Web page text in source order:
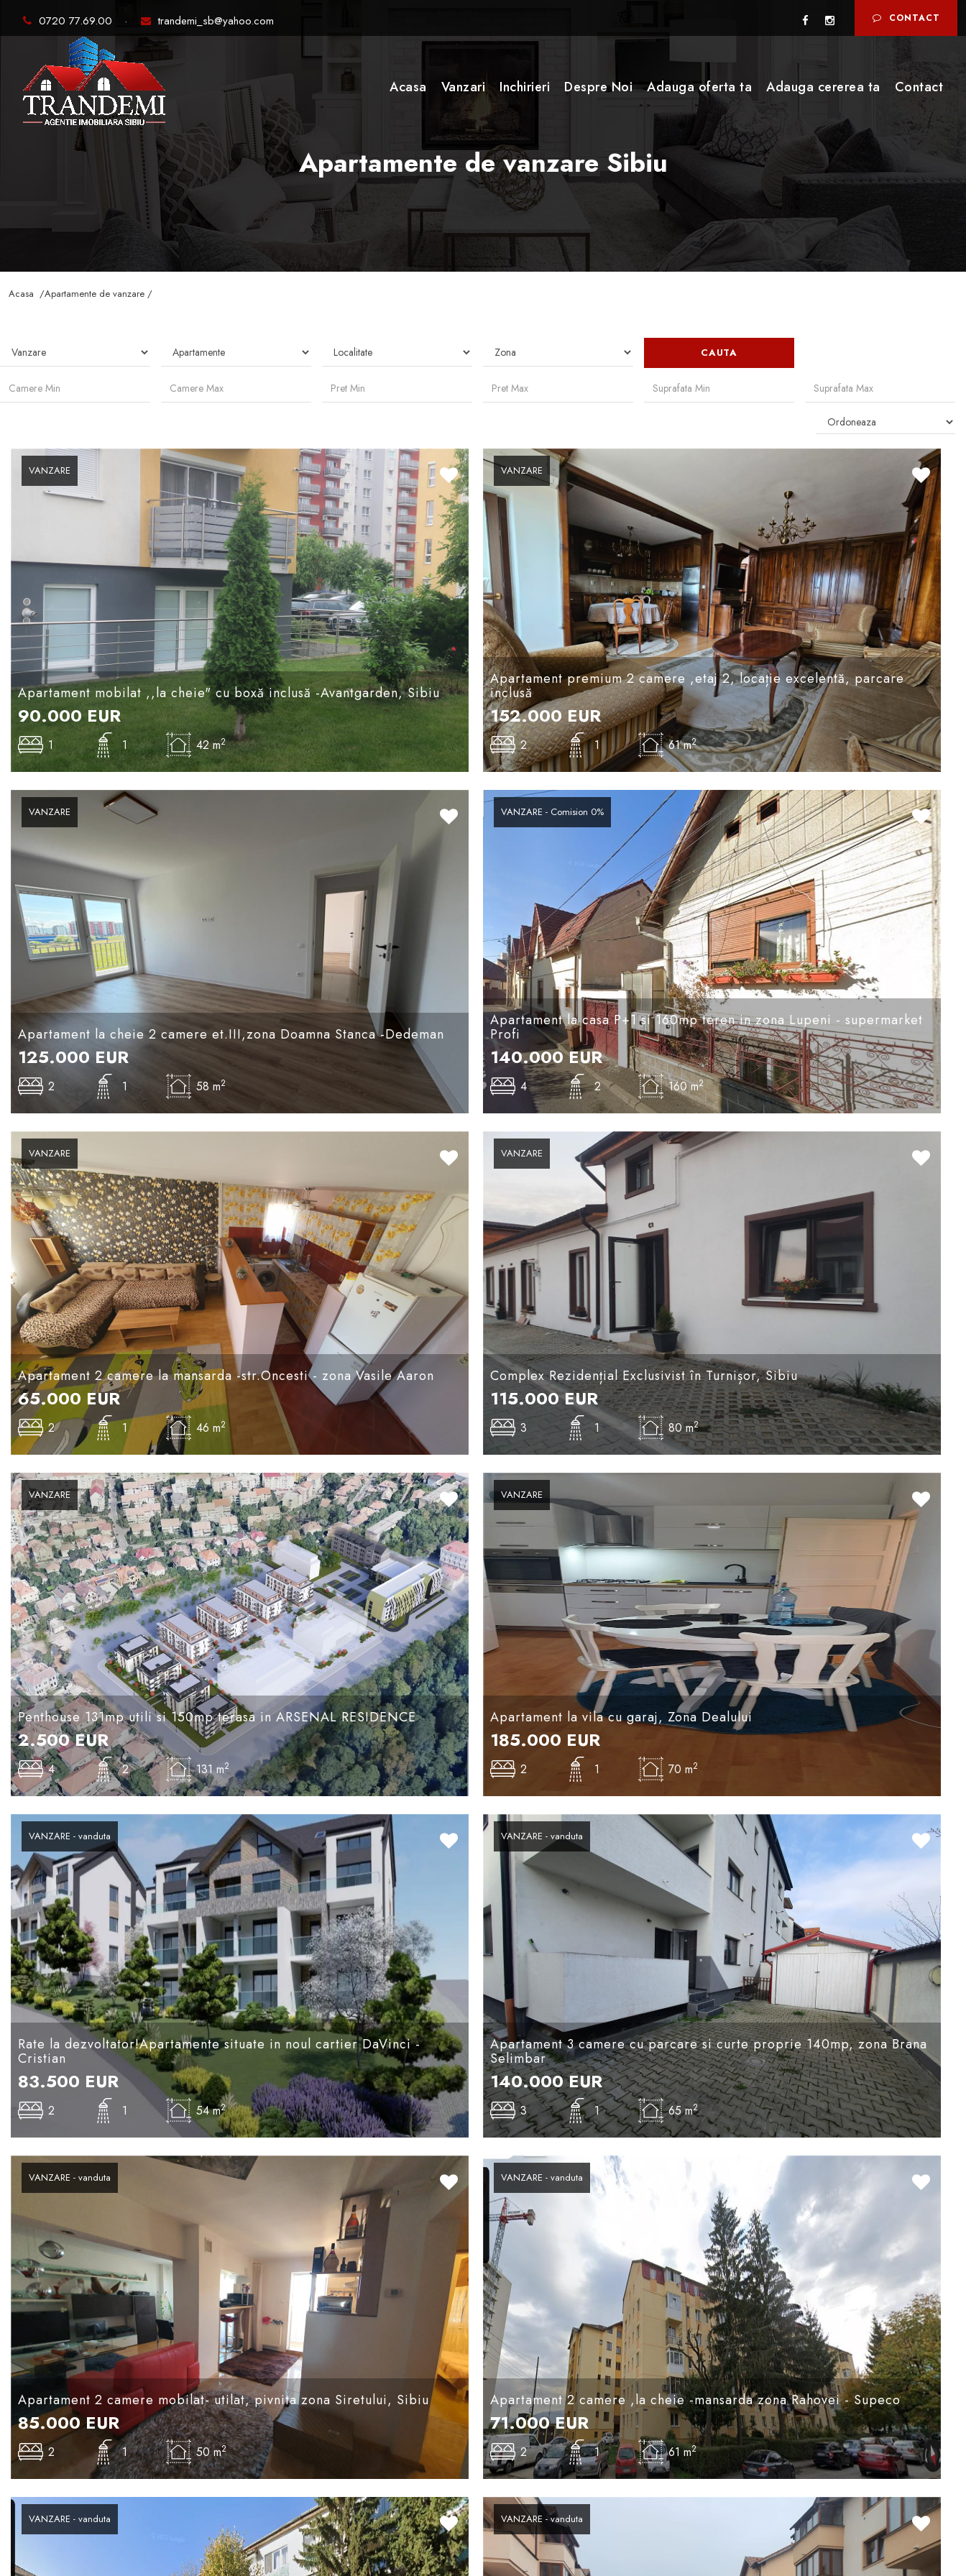
0720 77.69.00 · trandemi_sb@yahoo.com CONTACT
Acasa Vanzari Inchirieri Despre Noi Adauga oferta ta Adauga cererea ta Contact
Apartamente de vanzare Sibiu
Acasa /Apartamente de vanzare /
VANZARE
Apartament mobilat ,,la cheie" cu boxă inclusă -Avantgarden, Sibiu
90.000EUR
1 1 42 m2
VANZARE
Apartament premium 2 camere ,etaj 2, locație excelentă, parcare
inclusă
152.000EUR
2 1 61 m2
VANZARE
Apartament la cheie 2 camere et.III,zona Doamna Stanca -Dedeman
125.000EUR
2 1 58 m2
VANZARE - Comision 0%
Apartament la casa P+1 si 160mp teren in zona Lupeni - supermarket
Profi
140.000EUR
4 2 160 m2
VANZARE
Apartament 2 camere la mansarda -str.Oncesti - zona Vasile Aaron
65.000 EUR
2 1 46 m2
VANZARE
Complex Rezidențial Exclusivist în Turnișor, Sibiu
115.000EUR
3 1 80 m2
VANZARE
Penthouse 131mp utili si 150mp terasa in ARSENAL RESIDENCE
2.500EUR
4 2 131 m2
VANZARE
Apartament la vila cu garaj, Zona Dealului
185.000 EUR
2 1 70 m2
VANZARE - vanduta
Rate la dezvoltator!Apartamente situate in noul cartier DaVinci -
Cristian
83.500 EUR
2 1 54 m2
VANZARE - vanduta
Apartament 3 camere cu parcare si curte proprie 140mp, zona Brana
Selimbar
140.000EUR
3 1 65 m2
VANZARE - vanduta
Apartament 2 camere mobilat- utilat, pivnita zona Siretului, Sibiu
85.000EUR
2 1 50 m2
VANZARE - vanduta
Apartament 2 camere ,la cheie -mansarda zona Rahovei - Supeco
71.000EUR
2 1 61 m2
VANZARE - vanduta VANZARE - vanduta